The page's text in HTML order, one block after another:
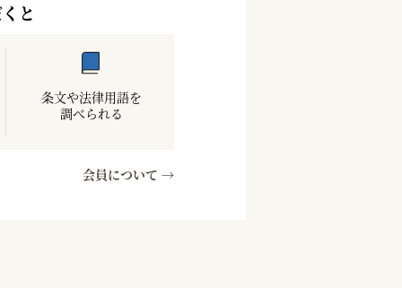
と
条文や法律用語を
調べられる
会員について →